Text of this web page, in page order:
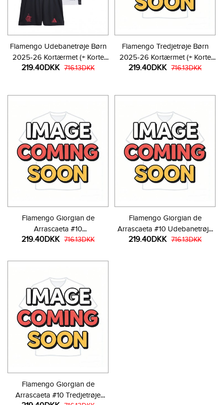
Flamengo Udebanetrøje Børn
2025-26 Kortærmet (+ Korte
bukser)
219.40DKK 716.13DKK
Flamengo Tredjetrøje Børn
2025-26 Kortærmet (+ Korte
bukser)
219.40DKK 716.13DKK
Flamengo Giorgian de
Arrascaeta #10
Hjemmebanetrøje Børn 2025-
219.40DKK 716.13DKK
Flamengo Giorgian de
Arrascaeta #10 Udebanetrøje
Børn 2025-26 Kortærmet (+
219.40DKK 716.13DKK
Flamengo Giorgian de
Arrascaeta #10 Tredjetrøje